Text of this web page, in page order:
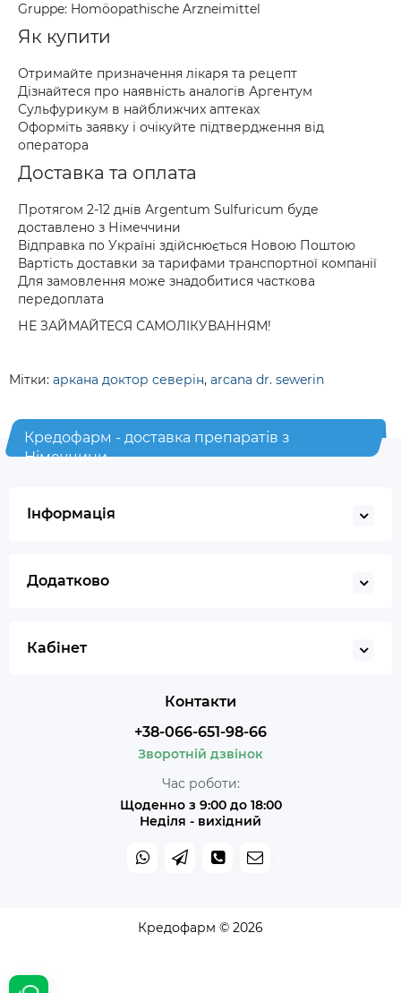
Gruppe: Homöopathische Arzneimittel
Як купити
Отримайте призначення лікаря та рецепт
Дізнайтеся про наявність аналогів Аргентум
Сульфурикум в найближчих аптеках
Оформіть заявку і очікуйте підтвердження від
оператора
Доставка та оплата
Протягом 2-12 днів Argentum Sulfuricum буде
доставлено з Німеччини
Відправка по Україні здійснюється Новою Поштою
Вартість доставки за тарифами транспортної компанії
Для замовлення може знадобитися часткова
передоплата
НЕ ЗАЙМАЙТЕСЯ САМОЛІКУВАННЯМ!
Мітки: аркана доктор северін, arcana dr. sewerin
Кредофарм - доставка препаратів з
Німеччини
Інформація
Додатково
Кабінет
Контакти
+38-066-651-98-66
Зворотній дзвінок
Час роботи:
Щоденно з 9:00 до 18:00
Неділя - вихідний
Кредофарм © 2026